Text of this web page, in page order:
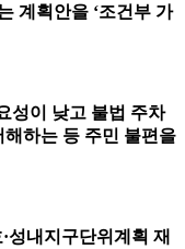
계획안을 ‘조건부 가
성이 낮고 불법 주차
하는 등 주민 불편을
·성내지구단위계획 재